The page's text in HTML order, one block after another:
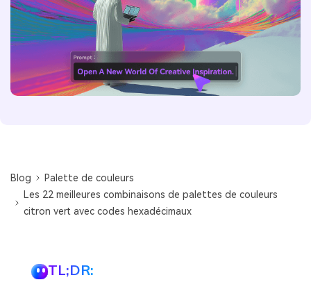
Blog
Palette de couleurs
Les 22 meilleures combinaisons de palettes de couleurs
citron vert avec codes hexadécimaux
TL;DR: